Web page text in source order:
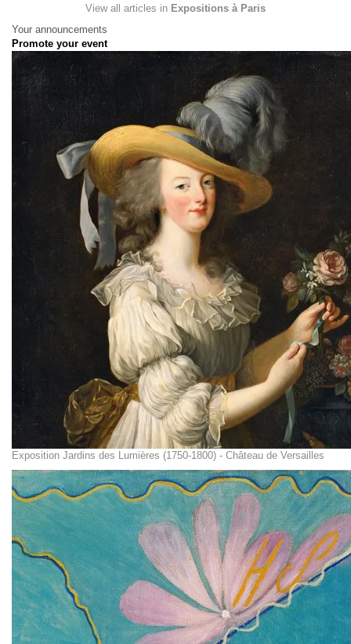
View all articles in Expositions à Paris
Your announcements
Promote your event
Exposition Jardins des Lumières (1750-1800) - Château de Versailles